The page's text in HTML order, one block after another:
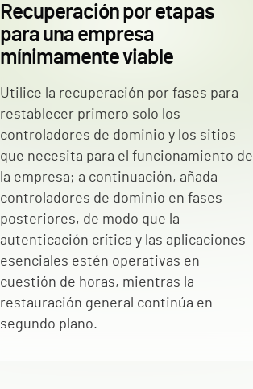
Recuperación por etapas
para una empresa
mínimamente viable
Utilice la recuperación por fases para
restablecer primero solo los
controladores de dominio y los sitios
que necesita para el funcionamiento de
la empresa; a continuación, añada
controladores de dominio en fases
posteriores, de modo que la
autenticación crítica y las aplicaciones
esenciales estén operativas en
cuestión de horas, mientras la
restauración general continúa en
segundo plano.